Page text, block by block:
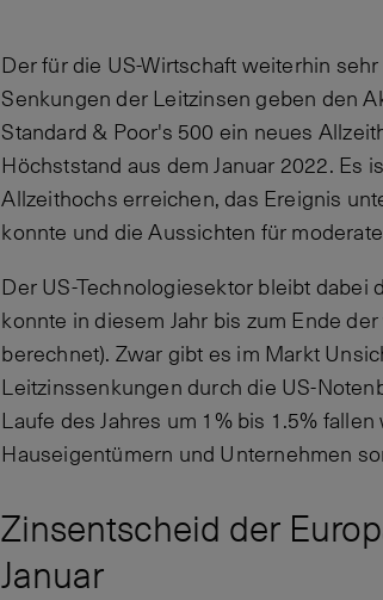
Der für die US-Wirtschaft weiterhin
Senkungen der Leitzinsen geben den
Standard & Poor's 500 ein neues
Höchststand aus dem Januar 2022. Es
Allzeithochs erreichen, das Ereignis
konnte und die Aussichten für
Der US-Technologiesektor bleibt dabei
konnte in diesem Jahr bis zum Ende
berechnet). Zwar gibt es im Markt
Leitzinssenkungen durch die US-
Laufe des Jahres um 1% bis 1.5%
Hauseigentümern und Unternehmen
Zinsentscheid der
Januar